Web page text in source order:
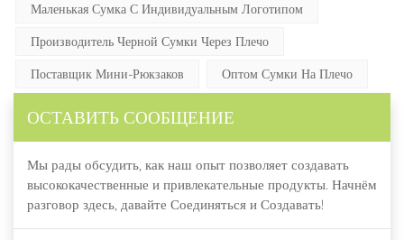
Маленькая Сумка С Индивидуальным Логотипом
Производитель Черной Сумки Через Плечо
Поставщик Мини-Рюкзаков
Оптом Сумки На Плечо
ОСТАВИТЬ СООБЩЕНИЕ
Мы рады обсудить, как наш опыт позволяет создавать
высококачественные и привлекательные продукты. Начнём
разговор здесь, давайте Соединяться и Создавать!